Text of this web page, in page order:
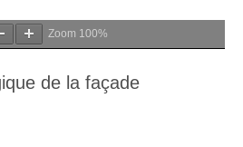
Zoom 100%
de la façade